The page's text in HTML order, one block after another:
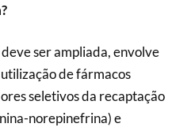
ser ampliada, envolve
de fármacos
seletivos da recaptação
norepinefrina) e